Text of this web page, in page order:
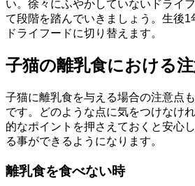
い。徐々にふやかしていないドライ
て段階を踏んでいきましょう。生後
ドライフードに切り替えます。
子猫の離乳食における
子猫に離乳食を与える場合の注意点
です。どのような点に気をつけなけ
的なポイントを押さえておくと安心
る事ができるようになります。
離乳食を食べない時